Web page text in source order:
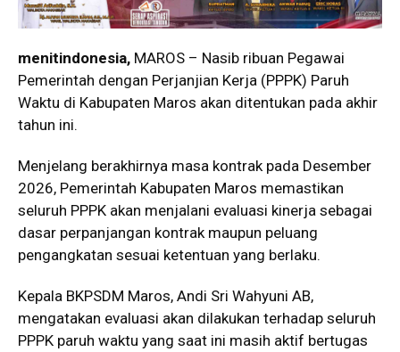
menitindonesia, MAROS – Nasib ribuan Pegawai
Pemerintah dengan Perjanjian Kerja (PPPK) Paruh
Waktu di Kabupaten Maros akan ditentukan pada akhir
tahun ini.
Menjelang berakhirnya masa kontrak pada Desember
2026, Pemerintah Kabupaten Maros memastikan
seluruh PPPK akan menjalani evaluasi kinerja sebagai
dasar perpanjangan kontrak maupun peluang
pengangkatan sesuai ketentuan yang berlaku.
Kepala BKPSDM Maros, Andi Sri Wahyuni AB,
mengatakan evaluasi akan dilakukan terhadap seluruh
PPPK paruh waktu yang saat ini masih aktif bertugas